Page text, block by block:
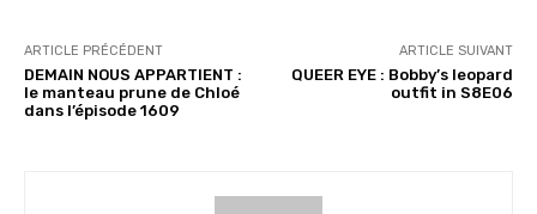
ARTICLE PRÉCÉDENT
DEMAIN NOUS APPARTIENT :
le manteau prune de Chloé
dans l’épisode 1609
ARTICLE SUIVANT
QUEER EYE : Bobby’s leopard
outfit in S8E06